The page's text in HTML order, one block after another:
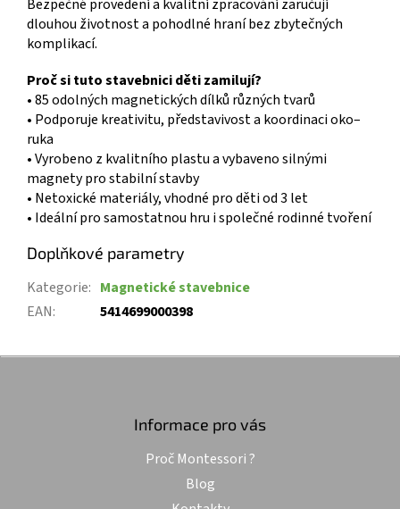
Bezpečné provedení a kvalitní zpracování zaručují
dlouhou životnost a pohodlné hraní bez zbytečných
komplikací.
Proč si tuto stavebnici děti zamilují?
• 85 odolných magnetických dílků různých tvarů
• Podporuje kreativitu, představivost a koordinaci oko–
ruka
• Vyrobeno z kvalitního plastu a vybaveno silnými
magnety pro stabilní stavby
• Netoxické materiály, vhodné pro děti od 3 let
• Ideální pro samostatnou hru i společné rodinné tvoření
Doplňkové parametry
Kategorie: Magnetické stavebnice
EAN: 5414699000398
Z
Informace pro vás
Proč Montessori ?
Blog